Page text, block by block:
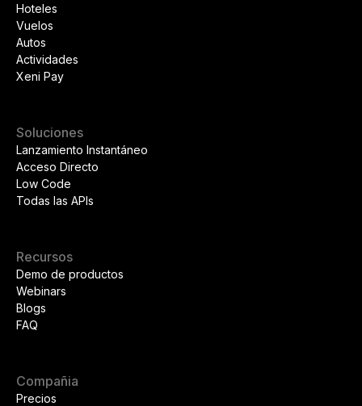
Hoteles
Vuelos
Autos
Actividades
Xeni Pay
Soluciones
Lanzamiento Instantáneo
Acceso Directo
Low Code
Todas las APIs
Recursos
Demo de productos
Webinars
Blogs
FAQ
Compañia
Precios